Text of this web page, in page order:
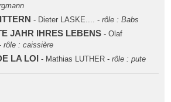
- Dieter LASKE.... - rôle : Babs
JAHR IHRES LEBENS- Olaf
rôle : caissière
LA LOI - Mathias LUTHER - rôle : pute